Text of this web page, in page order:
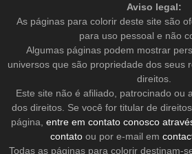
Aviso legal:
As páginas para colorir deste site são
para uso pessoal e não
Algumas páginas podem mostrar
universos que são propriedade dos seus
direitos.
Este site não é afiliado, patrocinado ou
dos direitos. Se você for titular de
página, entre em contato conosco
contatoou por e-mail em
Todas as páginas para colorir destinam-